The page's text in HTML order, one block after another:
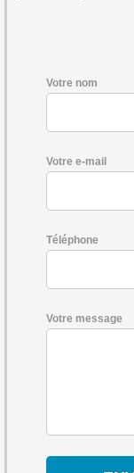
Votre nom
Votre e-mail
Téléphone
Votre message